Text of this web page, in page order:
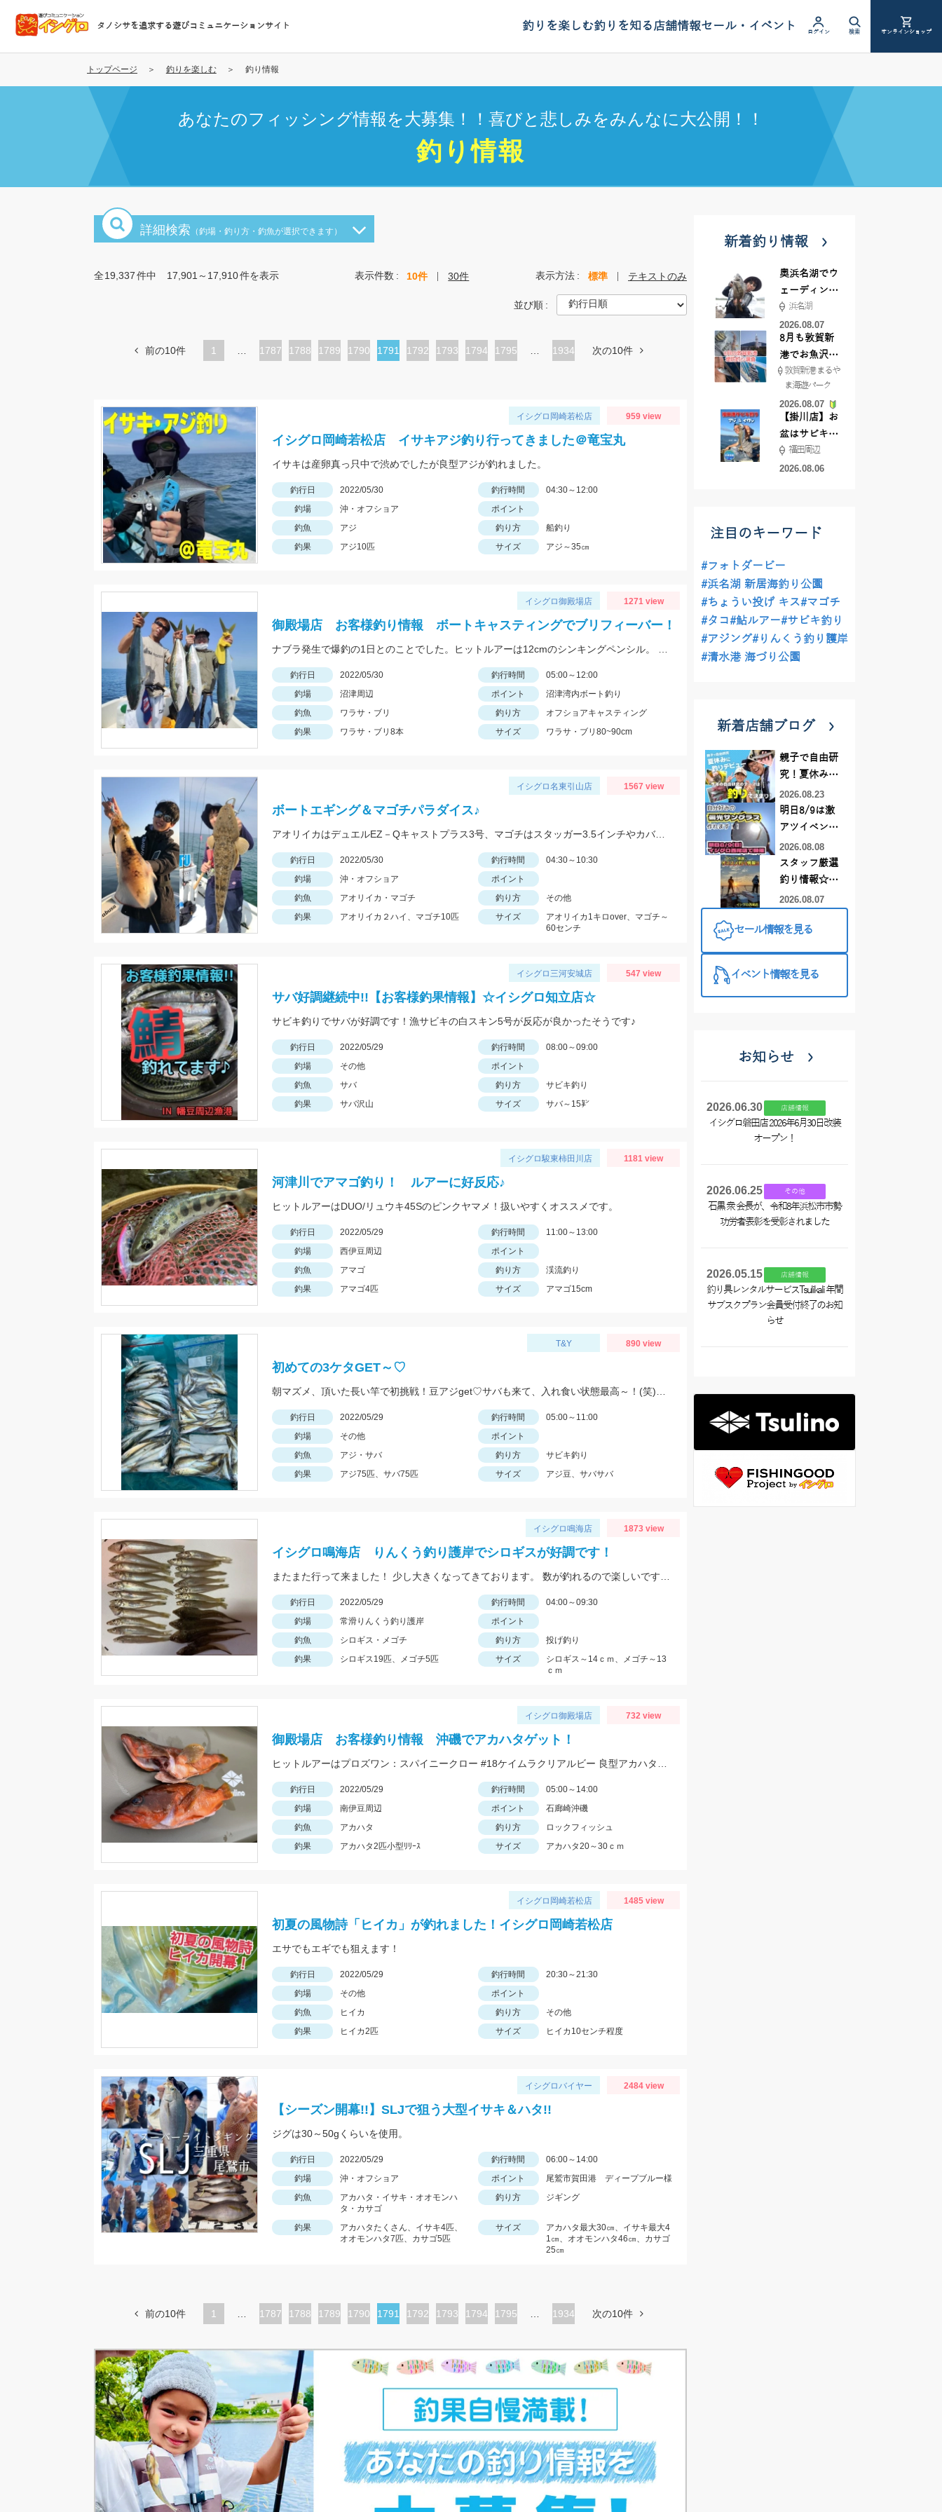
コ
テ
タノシサを追求する遊びコミュニケーションサイト 釣りを楽しむ釣りを知る店舗情報セール・イベント ログイン 検索 オンラインショップ
トップページ 釣りを楽しむ 釣り情報
あなたのフィッシング情報を大募集！！喜びと悲しみをみんなに大公開！！
釣り情報
詳細検索 （釣場・釣り方・釣魚が選択できます）
全19,337件中 17,901～17,910件を表示 表示件数 10件 30件 表示方法 標準 テキストのみ
並び順
前の10件 1
ペ
1787
ペ
1788
ペ
1789
ペ
1790
カ
ペ
1791
ペ
1792
ペ
1793
ペ
1794
ペ
1795 1934 次の10件
イシグロ岡崎若松店 959 view
イシグロ岡崎若松店 イサキアジ釣り行ってきました＠竜宝丸
イサキは産卵真っ只中で渋めでしたが良型アジが釣れました。
釣行日 2022/05/30 釣行時間
04:30～12:00
釣場
沖・オフショア
ポイント
釣魚
アジ 釣り方
船釣り
釣果
アジ10匹 サイズ アジ～35㎝
イシグロ御殿場店 1271 view
御殿場店 お客様釣り情報 ボートキャスティングでブリフィーバー！
釣行日 2022/05/30 釣行時間
05:00～12:00
釣場
沼津周辺 ポイント
沼津湾内ボート釣り
釣魚
ワラサ・ブリ 釣り方
オフショアキャスティング
釣果
ワラサ・ブリ8本 サイズ ワラサ・ブリ80~90cm
イシグロ名東引山店 1567 view
ボートエギング＆マゴチパラダイス♪
アオリイカはデュエルEZ－Qキャストプラス3号、マゴチはスタッガー3.5インチやカバークローグランデにヒット！
釣行日 2022/05/30 釣行時間
04:30～10:30
釣場
沖・オフショア
ポイント
釣魚
アオリイカ・マゴチ 釣り方
その他
釣果
アオリイカ２ハイ、マゴチ10匹 サイズ
アオリイカ1キロover、マゴチ～
60センチ
イシグロ三河安城店 547 view
サバ好調継続中!!【お客様釣果情報】☆イシグロ知立店☆
サビキ釣りでサバが好調です！漁サビキの白スキン5号が反応が良かったそうです♪
釣行日 2022/05/29 釣行時間
08:00～09:00
釣場
その他
ポイント
釣魚
サバ 釣り方
サビキ釣り
釣果
サバ沢山 サイズ サバ～15㌢
イシグロ駿東柿田川店 1181 view
河津川でアマゴ釣り！ ルアーに好反応♪
ヒットルアーはDUO/リュウキ45Sのピンクヤマメ！扱いやすくオススメです。
釣行日 2022/05/29 釣行時間
11:00～13:00
釣場
西伊豆周辺
ポイント
釣魚
アマゴ 釣り方
渓流釣り
釣果
アマゴ4匹 サイズ アマゴ15cm
T&Y 890 view
初めての3ケタGET～♡
釣行日 2022/05/29 釣行時間
05:00～11:00
釣場
その他
ポイント
釣魚
アジ・サバ 釣り方
サビキ釣り
釣果
アジ75匹、サバ75匹 サイズ アジ豆、サバサバ
イシグロ鳴海店 1873 view
イシグロ鳴海店 りんくう釣り護岸でシロギスが好調です！
釣行日 2022/05/29 釣行時間
04:00～09:30
釣場
常滑りんくう釣り護岸
ポイント
釣魚
シロギス・メゴチ 釣り方
投げ釣り
釣果
シロギス19匹、メゴチ5匹 サイズ
シロギス～14ｃｍ、メゴチ～13
ｃｍ
イシグロ御殿場店 732 view
御殿場店 お客様釣り情報 沖磯でアカハタゲット！
釣行日 2022/05/29 釣行時間
05:00～14:00
釣場
南伊豆周辺 ポイント
石廊崎沖磯
釣魚
アカハタ 釣り方
ロックフィッシュ
釣果
アカハタ2匹小型ﾘﾘｰｽ サイズ アカハタ20～30ｃｍ
イシグロ岡崎若松店 1485 view
初夏の風物詩「ヒイカ」が釣れました！イシグロ岡崎若松店
エサでもエギでも狙えます！
釣行日 2022/05/29 釣行時間
20:30～21:30
釣場
その他
ポイント
釣魚
ヒイカ 釣り方
その他
釣果
ヒイカ2匹 サイズ ヒイカ10センチ程度
イシグロバイヤー 2484 view
【シーズン開幕!!】SLJで狙う大型イサキ＆ハタ!!
ジグは30～50gくらいを使用。
釣行日 2022/05/29 釣行時間
06:00～14:00
釣場
沖・オフショア ポイント
尾鷲市賀田港 ディープブルー様
釣魚
アカハタ・イサキ・オオモンハ
タ・カサゴ
釣り方 ジギング
釣果
アカハタたくさん、イサキ4匹、
オオモンハタ7匹、カサゴ5匹
サイズ
アカハタ最大30㎝、イサキ最大4
1㎝、オオモンハタ46㎝、カサゴ
25㎝
前の10件 1
ペ
1787
ペ
ジ
1788
ペ
1789
ペ
1790
カ
ト
ジ
1791
ペ
1792
ペ
1793
ペ
1794
ペ
1795 1934 次の10件
新着釣り情報
奥浜名湖でウ
ェーディング
前打ち！
浜名湖
2026.08.07
8月も敦賀新
港でお魚沢山
♪ イシグロ彦
根店
敦賀新港 まるや
ま海遊パーク
2026.08.07
【掛川店】お
盆はサビキ釣
りいきません
か?
福田周辺
2026.08.06
注目のキーワード
#フォトダービー
#浜名湖 新居海釣り公園
#ちょうい投げ キス#マゴチ
#タコ#鮎ルアー#サビキ釣り
#アジング#りんくう釣り護岸
#清水港 海づり公園
新着店舗ブログ
親子で自由研
究！夏休みに
釣りデビュー
2026.08.23
明日8/9は激
アツイベント
日！！！～オ
ーダー偏光グ
ラス受注会～
2026.08.08
スタッフ厳選
釣り情報☆彡
連休は何釣り
♪【イシグロ
2026.08.07
セール情報を見る
イベント情報を見る
お知らせ
2026.06.30 店舗情報
イシグロ磐田店 2026年6月30日改装
オープン！
2026.06.25 その他
石黒 衆 会長が、令和8年浜松市市勢
功労者表彰を受彰されました
2026.05.15 店舗情報
釣り具レンタルサービスTsulikali 年間
サブスクプラン会員受付終了のお知
らせ